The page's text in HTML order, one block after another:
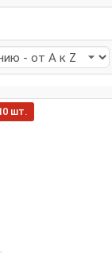
шт.